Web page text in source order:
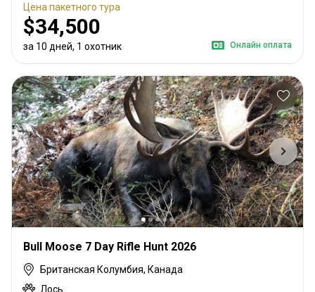
Цена пакетного тура
$34,500
за 10 дней, 1 охотник Онлайн оплата
Bull Moose 7 Day Rifle Hunt 2026
Британская Колумбия, Канада
Лось